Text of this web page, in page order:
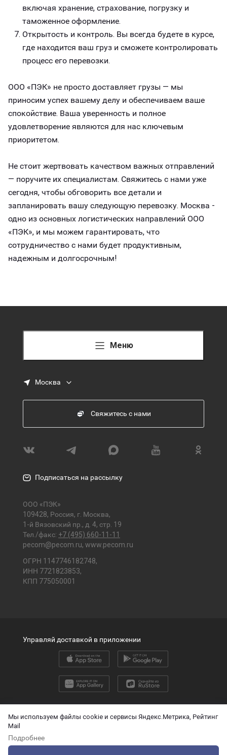
Мы используем файлы cookie и сервисы Яндекс.Метрика, Рейтинг
Mail
Подробнее
включая хранение, страхование, погрузку и
таможенное оформление.
Открытость и контроль. Вы всегда будете в курсе,
где находится ваш груз и сможете контролировать
процесс его перевозки.
ООО «ПЭК» не просто доставляет грузы — мы
приносим успех вашему делу и обеспечиваем ваше
спокойствие. Ваша уверенность и полное
удовлетворение являются для нас ключевым
приоритетом.
Не стоит жертвовать качеством важных отправлений
— поручите их специалистам. Свяжитесь с нами уже
сегодня, чтобы обговорить все детали и
запланировать вашу следующую перевозку. Москва -
одно из основных логистических направлений ООО
«ПЭК», и мы можем гарантировать, что
сотрудничество с нами будет продуктивным,
надежным и долгосрочным!
Меню
Москва
Свяжитесь с нами
Подписаться на рассылку
ООО «ПЭК»
109428, Россия, г. Москва,
1-й Вязовский пр., д. 4, стр. 19
Тел./факс: +7 (495) 660-11-11
pecom@pecom.ru, www.pecom.ru
ОГРН 1147746182748,
ИНН 7721823853,
КПП 775050001
2026 © ООО «ПЭК»
О защите персональных данных
Управляй доставкой в приложении